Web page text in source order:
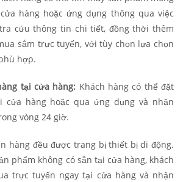
hàng hoặc ứng dụng thông qua việc
cứu thông tin chi tiết, đồng thời thêm
sắm trực tuyến, với tùy chọn lựa chọn
hợp.
tại cửa hàng: Khách hàng có thể đặt
cửa hàng hoặc qua ứng dụng và nhận
vòng 24 giờ.
hàng đều được trang bị thiết bị di động.
phẩm không có sẵn tại cửa hàng, khách
trực tuyến ngay tại cửa hàng và nhận